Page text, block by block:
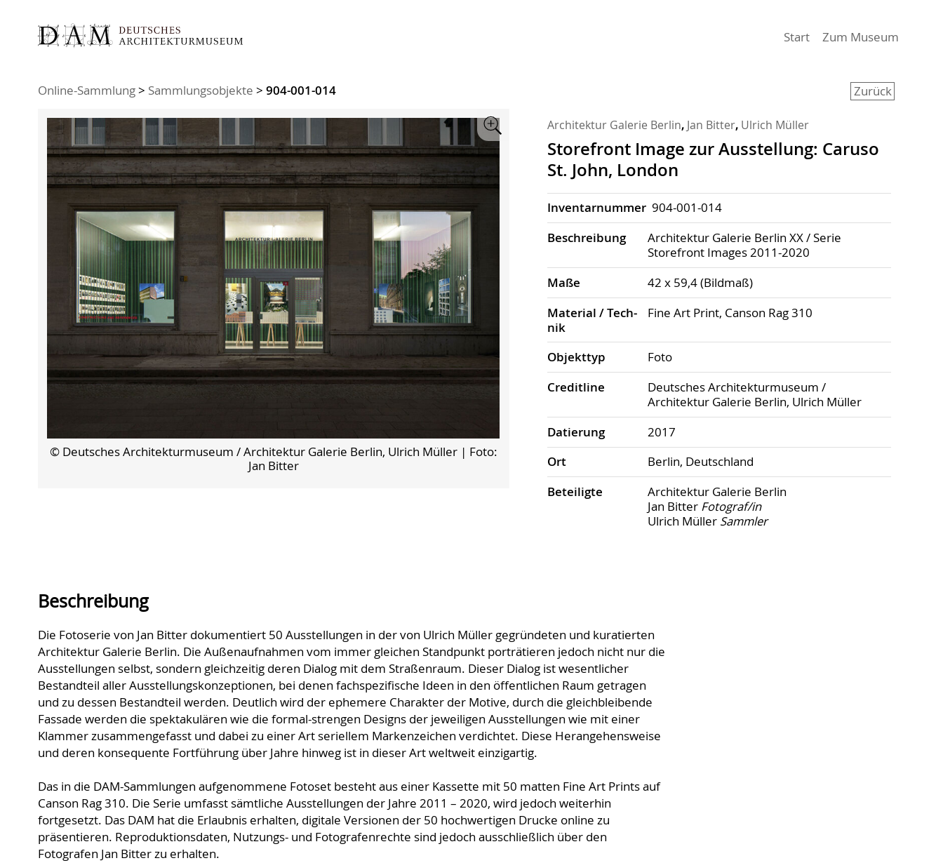
Start(aktiv)
Zum Museum
Zurück
Sie sind hier:
Online-Sammlung> Sammlungsobjekte > 904-001-014
© Deutsches Architekturmuseum / Architektur Galerie Berlin, Ulrich Müller | Foto:
Jan Bitter
Zoom
Architektur Galerie Berlin, Jan Bitter, Ulrich Müller
Storefront Image zur Ausstellung: Caruso
St. John, London
Inventarnummer 904-001-014
Beschrei­bung
Architektur Galerie Berlin XX / Serie
Storefront Images 2011-2020
Maße
42 x 59,4 (Bildmaß)
Material / Tech­
nik
Fine Art Print, Canson Rag 310
Objekt­typ
Foto
Credit­line
Deutsches Architekturmuseum /
Architektur Galerie Berlin, Ulrich Müller
Datierung
2017
Ort
Berlin, Deutschland
Beteiligte
Architektur Galerie Berlin
Jan Bitter Fotograf/in
Ulrich Müller Sammler
Beschreibung
Die Fotoserie von Jan Bitter dokumentiert 50 Ausstellungen in der von Ulrich Müller gegründeten und kuratierten
Architektur Galerie Berlin. Die Außenaufnahmen vom immer gleichen Standpunkt porträtieren jedoch nicht nur die
Ausstellungen selbst, sondern gleichzeitig deren Dialog mit dem Straßenraum. Dieser Dialog ist wesentlicher
Bestandteil aller Ausstellungskonzeptionen, bei denen fachspezifische Ideen in den öffentlichen Raum getragen
und zu dessen Bestandteil werden. Deutlich wird der ephemere Charakter der Motive, durch die gleichbleibende
Fassade werden die spektakulären wie die formal-strengen Designs der jeweiligen Ausstellungen wie mit einer
Klammer zusammengefasst und dabei zu einer Art seriellem Markenzeichen verdichtet. Diese Herangehensweise
und deren konsequente Fortführung über Jahre hinweg ist in dieser Art weltweit einzigartig.
Das in die DAM-Sammlungen aufgenommene Fotoset besteht aus einer Kassette mit 50 matten Fine Art Prints auf
Canson Rag 310. Die Serie umfasst sämtliche Ausstellungen der Jahre 2011 – 2020, wird jedoch weiterhin
fortgesetzt. Das DAM hat die Erlaubnis erhalten, digitale Versionen der 50 hochwertigen Drucke online zu
präsentieren. Reproduktionsdaten, Nutzungs- und Fotografenrechte sind jedoch ausschließlich über den
Fotografen Jan Bitter zu erhalten.